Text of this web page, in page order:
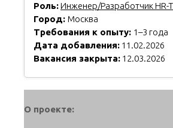
Роль:Инженер/Разработчик HR-
Город: Москва
Требования к опыту: 1–3 года
Дата добавления: 11.02.2026
Вакансия закрыта: 12.03.2026
О проекте: